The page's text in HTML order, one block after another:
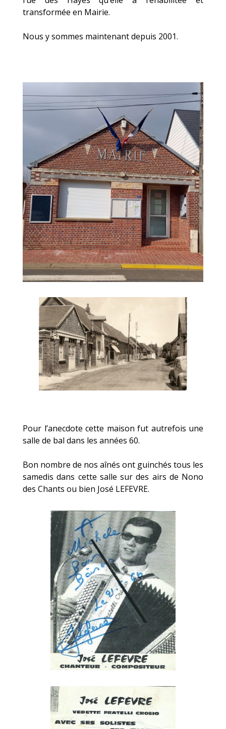
transformée en Mairie.
Nous y sommes maintenant depuis 2001.
Pour l’anecdote cette maison fut autrefois une
salle de bal dans les années 60.
Bon nombre de nos aînés ont guinchés tous les
samedis dans cette salle sur des airs de Nono
des Chants ou bien José LEFEVRE.